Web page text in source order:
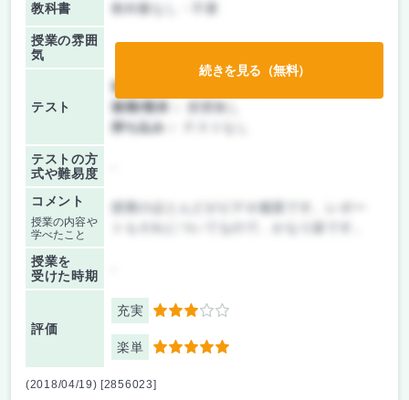
教科書 教科書なし・不要
授業の雰囲
気
テスト
前期/中間：
後期/期末：
授業無し
持ち込み：
テストの方
式や難易度
コメント
授業の内容や
学べたこと
授業のほとんどがビデオ鑑賞です。レポー
授業を
受けた時期
評価
充実 3
楽単 5
続きを見る（無料）
(2018/04/19) [2856023]